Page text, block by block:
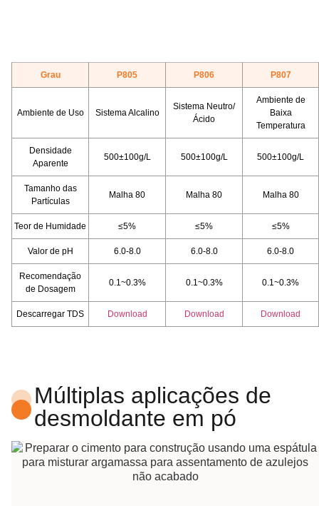
Grau P805 P806 P807
Ambiente de Uso Sistema Alcalino
Sistema Neutro/
Ácido
Ambiente de
Baixa
Temperatura
Densidade
Aparente
500±100g/L 500±100g/L 500±100g/L
Tamanho das
Partículas
Malha 80 Malha 80 Malha 80
Teor de Humidade ≤5% ≤5% ≤5%
Valor de pH 6.0-8.0 6.0-8.0 6.0-8.0
Recomendação
de Dosagem
0.1~0.3% 0.1~0.3% 0.1~0.3%
Descarregar TDS Download Download Download
Múltiplas aplicações de
desmoldante em pó